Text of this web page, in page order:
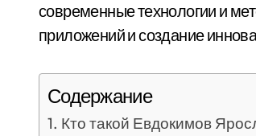
современные технологии и
приложений и создание
Содержание
Кто такой Евдокимов